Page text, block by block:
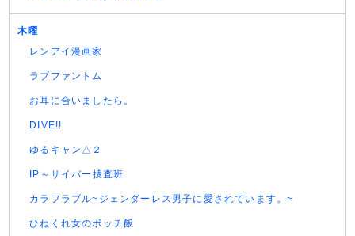
木曜
レンアイ漫画家
ラブファントム
お耳に合いましたら。
DIVE!!
ゆるキャン△２
IP～サイバー捜査班
カラフラブル~ジェンダーレス男子に愛されています。~
ひねくれ女のボッチ飯